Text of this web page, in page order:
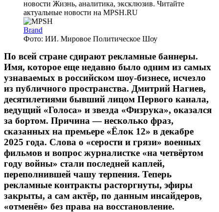
Brand
Фото: ИИ. Мировое Политическое Шоу
По всей стране сдирают рекламные баннеры.
Имя, которое еще недавно было одним из самых
узнаваемых в российском шоу-бизнесе, исчезло
из публичного пространства. Дмитрий Нагиев,
десятилетиями бывший лицом Первого канала,
ведущий «Голоса» и звезда «Физрука», оказался
за бортом. Причина — несколько фраз,
сказанных на премьере «Ёлок 12» в декабре
2025 года. Слова о «серости и грязи» военных
фильмов и вопрос журналистке «на четвёртом
году войны» стали последней каплей,
переполнившей чашу терпения. Теперь
рекламные контракты расторгнуты, эфиры
закрыты, а сам актёр, по данным инсайдеров,
«отменён» без права на восстановление.